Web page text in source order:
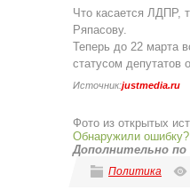
Что касается ЛДПР,
Ряпасову.
Теперь до 22 марта
статусом депутатов
Источник:justmedia.ru
Фото из открытых
Обнаружили
Дополнительно
Политика